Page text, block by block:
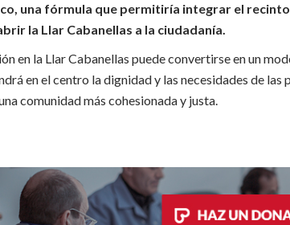
una fórmula que permitiría integrar el
la Llar Cabanellas a la ciudadanía.
en la Llar Cabanellas puede convertirse en un
en el centro la dignidad y las necesidades de
comunidad más cohesionada y justa.